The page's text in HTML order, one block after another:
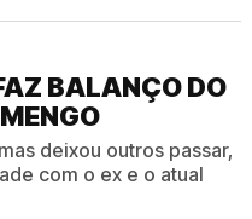
BALANÇO DO
deixou outros passar,
com o ex e o atual